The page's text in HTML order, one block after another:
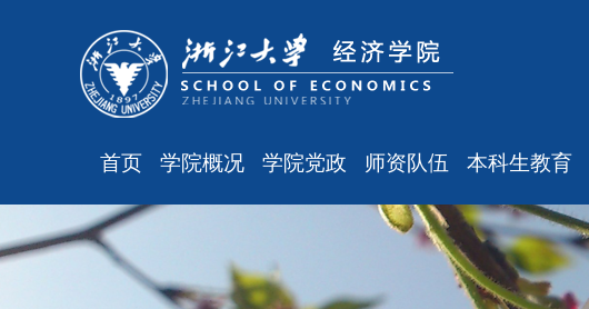
首页 学院概况
现任领导
组织结构
学院党政
会议纪要
师资队伍
最新消息
师资队伍
本科生教育
最新消息
规章制度
课表、校历